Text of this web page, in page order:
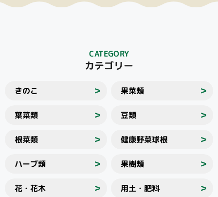
CATEGORY
カテゴリー
きのこ ＞ 果菜類 ＞
葉菜類 ＞ 豆類 ＞
根菜類 ＞ 健康野菜球根 ＞
ハーブ類 ＞ 果樹類 ＞
花・花木 ＞ 用土・肥料 ＞